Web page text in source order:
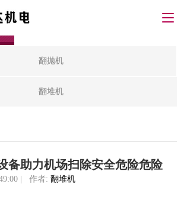
翻抛机
翻堆机
备助力机场扫除安全危险危险
| 作者: 翻堆机